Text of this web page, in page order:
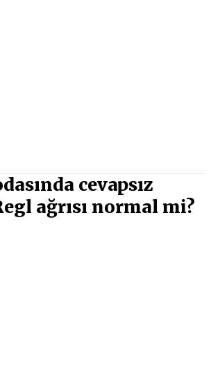
cevapsız
ağrısı normal mi?